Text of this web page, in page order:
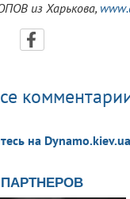
из Харькова,
на